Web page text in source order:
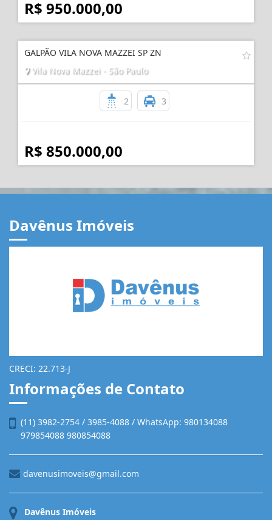
R$ 950.000,00
GALPÃO VILA NOVA MAZZEI SP ZN
R$ 850.000,00
CRECI: 22.713-J
Informações de Contato
(11) 3982-2754 / 3985-4088 / WhatsApp: 980134088
979854088 980854088